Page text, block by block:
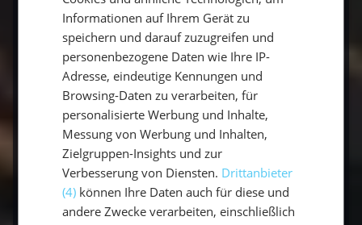
niemanden gestört wird
Es muss keine Luxuseinrichtung auf dem
Schiff sein, aber es gibt Platz für die ganze
Familie.
Mahlzeiten, die selbst zubereitet werden
können, dank der kleinen Küche, die die
Segelyacht beherbergt. So bekommt jeder
was ihm schmeckt!
Das Programm kann selbst bestimmt
Informationen auf Ihrem Gerät zu
speichern und darauf zuzugreifen und
personenbezogene Daten wie Ihre IP-
Adresse, eindeutige Kennungen und
Browsing-Daten zu verarbeiten, für
personalisierte Werbung und Inhalte,
Messung von Werbung und Inhalten,
Zielgruppen-Insights und zur
Verbesserung von Diensten. Drittanbieter
(4) können Ihre Daten auch für diese und
andere Zwecke verarbeiten, einschließlich